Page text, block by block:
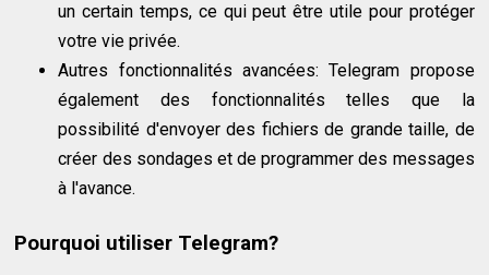
un certain temps, ce qui peut être utile pour protéger
votre vie privée.
Autres fonctionnalités avancées: Telegram propose
également des fonctionnalités telles que la
possibilité d'envoyer des fichiers de grande taille, de
créer des sondages et de programmer des messages
à l'avance.
Pourquoi utiliser Telegram?